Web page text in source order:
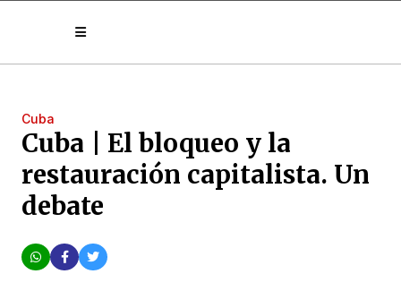
Cuba
Cuba | El bloqueo y la
restauración capitalista. Un
debate